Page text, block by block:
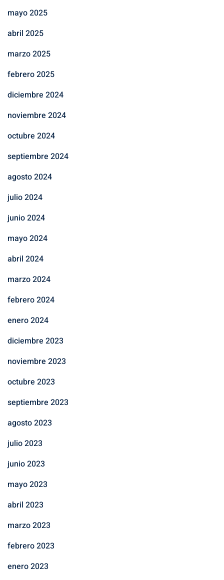
mayo 2025
abril 2025
marzo 2025
febrero 2025
diciembre 2024
noviembre 2024
octubre 2024
septiembre 2024
agosto 2024
julio 2024
junio 2024
mayo 2024
abril 2024
marzo 2024
febrero 2024
enero 2024
diciembre 2023
noviembre 2023
octubre 2023
septiembre 2023
agosto 2023
julio 2023
junio 2023
mayo 2023
abril 2023
marzo 2023
febrero 2023
enero 2023